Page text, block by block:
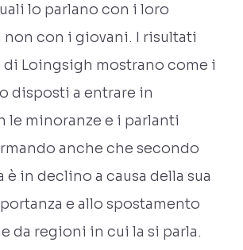
lo parlano con i loro
non con i giovani. I risultati
Loingsigh mostrano come i
disposti a entrare in
le minoranze e i parlanti
anche che secondo
è in declino a causa della sua
e allo spostamento
da regioni in cui la si parla.